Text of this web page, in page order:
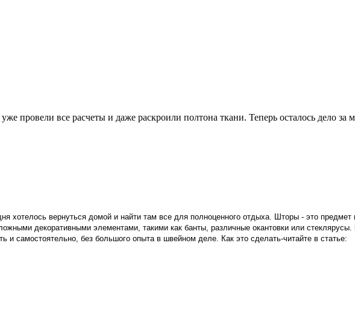
провели все расчеты и даже раскроили полтона ткани. Теперь осталось дело
хотелось вернуться домой и найти там все для полноценного отдыха. Шторы - это предмет
декоративными элементами, такими как банты, различные окантовки или стеклярусы.
самостоятельно, без большого опыта в швейном деле. Как это сделать-читайте в статье: